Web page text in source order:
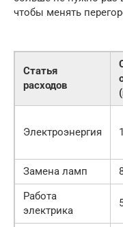
чтобы менять
Статья
расходов
Электроэнергия
Замена ламп
Работа
электрика